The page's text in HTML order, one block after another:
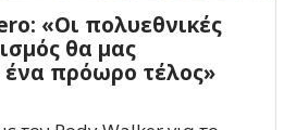
«Οι πολυεθνικές
θα μας
πρόωρο τέλος»